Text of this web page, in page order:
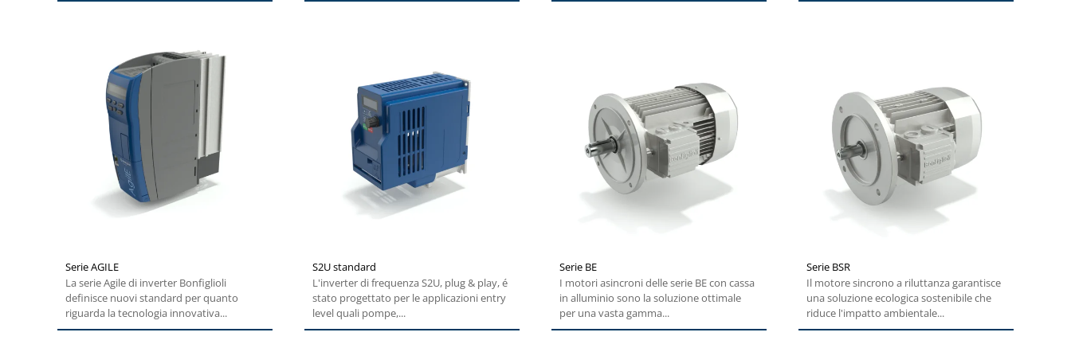
Serie AGILE
La serie Agile di inverter Bonfiglioli
definisce nuovi standard per quanto
riguarda la tecnologia innovativa...
S2U standard
L'inverter di frequenza S2U, plug & play, é
stato progettato per le applicazioni entry
level quali pompe,...
Serie BE
I motori asincroni delle serie BE con cassa
in alluminio sono la soluzione ottimale
per una vasta gamma...
Serie BSR
Il motore sincrono a riluttanza garantisce
una soluzione ecologica sostenibile che
riduce l'impatto ambientale...